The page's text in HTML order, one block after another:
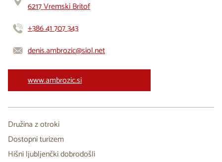
6217 Vremski Britof
+386 41 707 343
denis.ambrozic@siol.net
www.ambrozic.si
Družina z otroki
Dostopni turizem
Hišni ljubljenčki dobrodošli